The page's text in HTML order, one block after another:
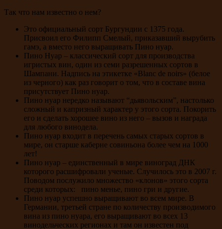
Так что нам известно о нем?
Это официальный сорт Бургундии с 1375 года.
Присвоил его Филипп Смелый, приказавший вырубить
гамэ, а вместо него выращивать Пино нуар.
Пино Нуар – классический сорт для производства
игристых вин, один из семи разрешенных сортов в
Шампани. Надпись на этикетке «Blanc de noirs» (белое
из черного) как раз говорит о том, что в составе вина
присутствует Пино нуар.
Пино нуар нередко называют “дьявольским”, настолько
сложный и капризный характер у этого сорта. Покорить
его и сделать хорошее вино из него – вызов и награда
для любого винодела.
Пино нуар входит в перечень самых старых сортов в
мире, он старше каберне совиньона более чем на 1000
лет!
Пино нуар – единственный в мире виноград ДНК
которого расшифровали ученые. Случилось это в 2007 г.
Поводом послужило множество «клонов» этого сорта
среди которых: пино менье, пино гри и другие.
Пино нуар успешно выращивают во всем мире. В
Германии, третьей стране по количеству производимого
вина из пино нуара, его выращивают во всех 13
винодельческих регионах и там он известен под